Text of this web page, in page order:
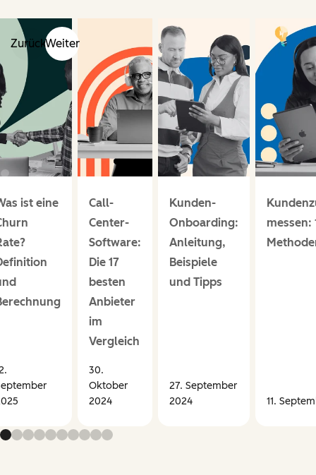
ZurückWeiter
ist eine
Call-
Center-
Software:
Die 17
besten
Anbieter
im
Vergleich
30.
Oktober
2024
Kunden-
Onboarding:
Anleitung,
Beispiele
und Tipps
27. September
2024
messen:
11.